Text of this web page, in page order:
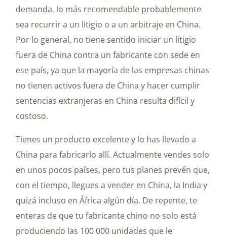
demanda, lo más recomendable probablemente
sea recurrir a un litigio o a un arbitraje en China.
Por lo general, no tiene sentido iniciar un litigio
fuera de China contra un fabricante con sede en
ese país, ya que la mayoría de las empresas chinas
no tienen activos fuera de China y hacer cumplir
sentencias extranjeras en China resulta difícil y
costoso.
Tienes un producto excelente y lo has llevado a
China para fabricarlo allí. Actualmente vendes solo
en unos pocos países, pero tus planes prevén que,
con el tiempo, llegues a vender en China, la India y
quizá incluso en África algún día. De repente, te
enteras de que tu fabricante chino no solo está
produciendo las 100 000 unidades que le